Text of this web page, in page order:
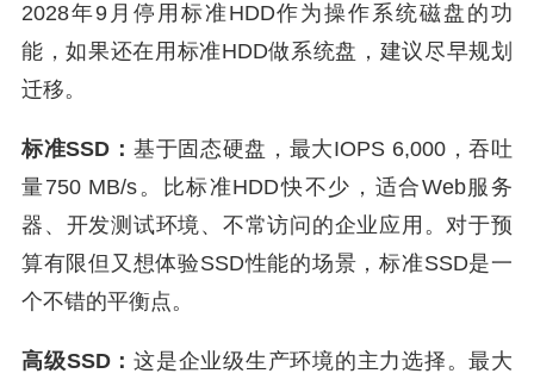
2028年9月停用标准HDD作为操作系统磁盘的功
能，如果还在用标准HDD做系统盘，建议尽早规划
迁移。
标准SSD： 基于固态硬盘，最大IOPS 6,000，吞吐
量750 MB/s。比标准HDD快不少，适合Web服务
器、开发测试环境、不常访问的企业应用。对于预
算有限但又想体验SSD性能的场景，标准SSD是一
个不错的平衡点。
高级SSD： 这是企业级生产环境的主力选择。最大